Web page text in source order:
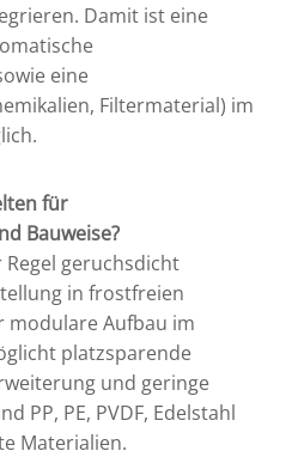
Damit ist eine
eine
Filtermaterial) im
für
Bauweise?
geruchsdicht
in frostfreien
modulare Aufbau im
platzsparende
und geringe
PP, PE, PVDF, Edelstahl
Materialien.